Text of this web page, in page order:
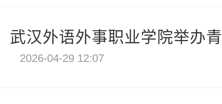
武汉外语外事职业学院举办
2026-04-29 12:07